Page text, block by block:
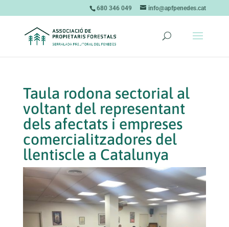
680 346 049 info@apfpenedes.cat
Taula rodona sectorial al
voltant del representant
dels afectats i empreses
comercialitzadores del
llentiscle a Catalunya